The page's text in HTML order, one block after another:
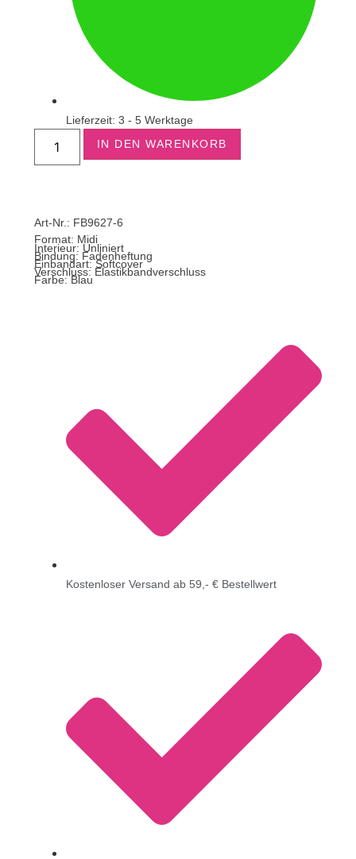
Lieferzeit: 3 - 5 Werktage
IN DEN WARENKORB
Art-Nr.: FB9627-6
Format: Midi
Interieur: Unliniert
Bindung: Fadenheftung
Einbandart: Softcover
Verschluss: Elastikbandverschluss
Farbe: Blau
Kostenloser Versand ab 59,- € Bestellwert